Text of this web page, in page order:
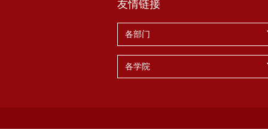
友情链接
各部门
各学院